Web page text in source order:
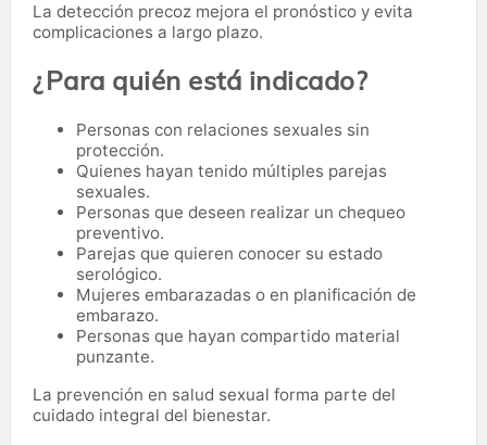
La detección precoz mejora el pronóstico y evita
complicaciones a largo plazo.
¿Para quién está indicado?
Personas con relaciones sexuales sin
protección.
Quienes hayan tenido múltiples parejas
sexuales.
Personas que deseen realizar un chequeo
preventivo.
Parejas que quieren conocer su estado
serológico.
Mujeres embarazadas o en planificación de
embarazo.
Personas que hayan compartido material
punzante.
La prevención en salud sexual forma parte del
cuidado integral del bienestar.